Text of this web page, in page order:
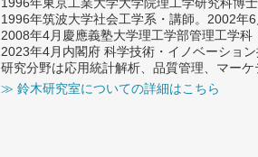
1996年筑波大学社会工学系・講師。2002年6
2008年4月慶應義塾大学理工学部管理工学科
2023年4月内閣府 科学技術・イノベーショ
研究分野は応用統計解析、品質管理、マーケ
≫ 鈴木研究室についての詳細はこちら